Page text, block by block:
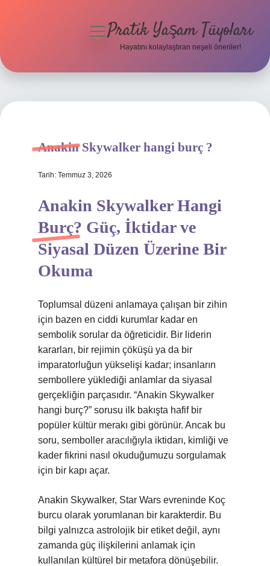
Hakkımızda
menüyü
Pratik Yaşam Tüyoları
Hayatını kolaylaştıran neşeli öneriler!
Anakin Skywalker hangi burç ?
Tarih: Temmuz 3, 2026
Anakin Skywalker Hangi
Burç? Güç, İktidar ve
Siyasal Düzen Üzerine Bir
Okuma
Toplumsal düzeni anlamaya çalışan bir zihin
için bazen en ciddi kurumlar kadar en
sembolik sorular da öğreticidir. Bir liderin
kararları, bir rejimin çöküşü ya da bir
imparatorluğun yükselişi kadar; insanların
sembollere yüklediği anlamlar da siyasal
gerçekliğin parçasıdır. “Anakin Skywalker
hangi burç?” sorusu ilk bakışta hafif bir
popüler kültür merakı gibi görünür. Ancak bu
soru, semboller aracılığıyla iktidarı, kimliği ve
kader fikrini nasıl okuduğumuzu sorgulamak
için bir kapı açar.
Anakin Skywalker, Star Wars evreninde Koç
burcu olarak yorumlanan bir karakterdir. Bu
bilgi yalnızca astrolojik bir etiket değil, aynı
zamanda güç ilişkilerini anlamak için
kullanılan kültürel bir metafora dönüşebilir.